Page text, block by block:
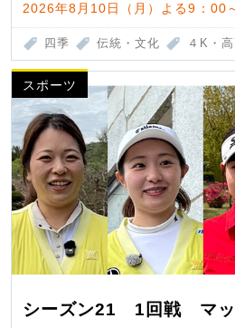
2026年8月10日（月）よる9：00
四季 伝統・文化 ４K・
スポーツ
シーズン21 1回戦 マッ